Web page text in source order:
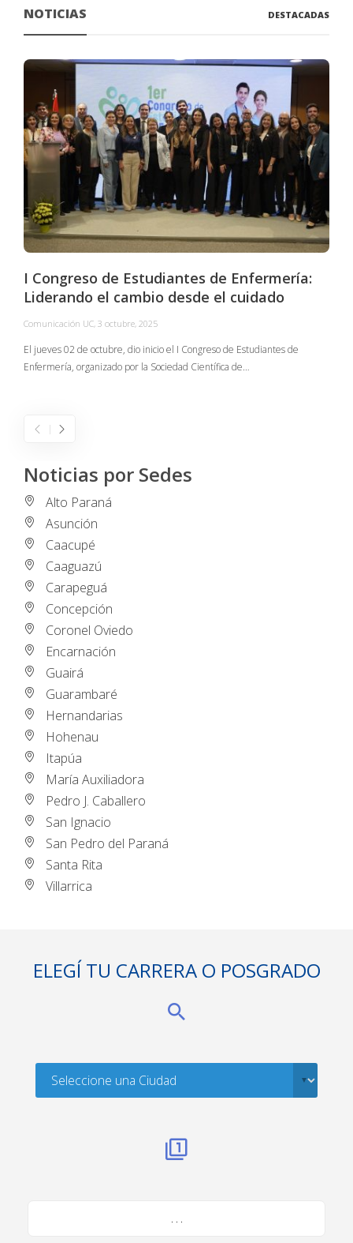
NOTICIAS DESTACADAS
I Congreso de Estudiantes de Enfermería:
Liderando el cambio desde el cuidado
Comunicación UC, 3 octubre, 2025
El jueves 02 de octubre, dio inicio el I Congreso de Estudiantes de
Enfermería, organizado por la Sociedad Científica de…
Noticias por Sedes
Alto Paraná
Asunción
Caacupé
Caaguazú
Carapeguá
Concepción
Coronel Oviedo
Encarnación
Guairá
Guarambaré
Hernandarias
Hohenau
Itapúa
María Auxiliadora
Pedro J. Caballero
San Ignacio
San Pedro del Paraná
Santa Rita
Villarrica
ELEGÍ TU CARRERA O POSGRADO
. . .